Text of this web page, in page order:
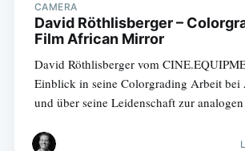
CAMERA
David Röthlisberger –
Film African Mirror
David Röthlisberger vom
Einblick in seine Colorgrading Arbeit
und über seine Leidenschaft zur